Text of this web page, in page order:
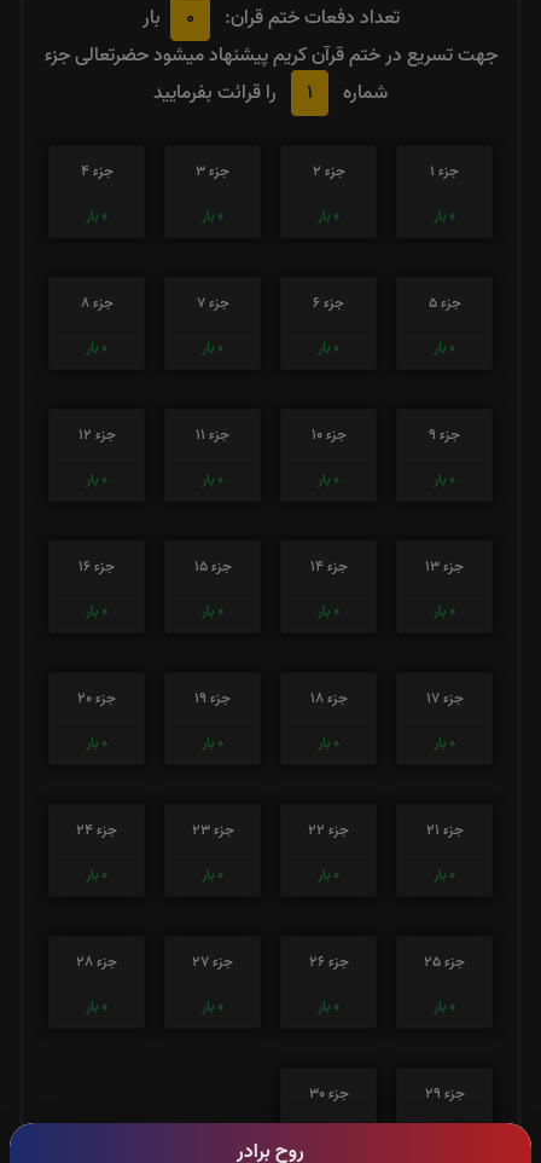
روح برادر
تعداد دفعات ختم قران: 0
بار
جهت تسریع در ختم قرآن کریم پیشنهاد میشود حضرتعالی جزء
شماره
1 را قرائت بفرمایید
جزء 1
0 بار
جزء 2
0 بار
جزء 3
0 بار
جزء 4
0 بار
جزء 5
0 بار
جزء 6
0 بار
جزء 7
0 بار
جزء 8
0 بار
جزء 9
0 بار
جزء 10
0 بار
جزء 11
0 بار
جزء 12
0 بار
جزء 13
0 بار
جزء 14
0 بار
جزء 15
0 بار
جزء 16
0 بار
جزء 17
0 بار
جزء 18
0 بار
جزء 19
0 بار
جزء 20
0 بار
جزء 21
0 بار
جزء 22
0 بار
جزء 23
0 بار
جزء 24
0 بار
جزء 25
0 بار
جزء 26
0 بار
جزء 27
0 بار
جزء 28
0 بار
جزء 29
جزء 30